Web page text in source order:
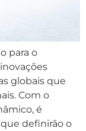
para o
globais que
Com o
é
definirão o